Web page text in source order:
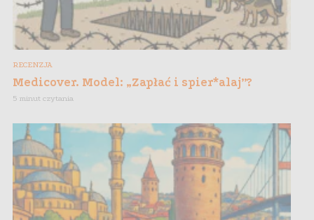
RECENZJA
Medicover. Model: „Zapłać i spier*alaj”?
5 minut czytania